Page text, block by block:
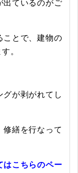
出ているのがご
ことで、建物の
。
グが剥がれてし
修繕を行なって
はこちらのペー